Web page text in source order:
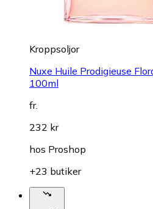
Kroppsoljor
Nuxe Huile Prodigieuse
100ml
fr.
232 kr
hos Proshop
+23 butiker